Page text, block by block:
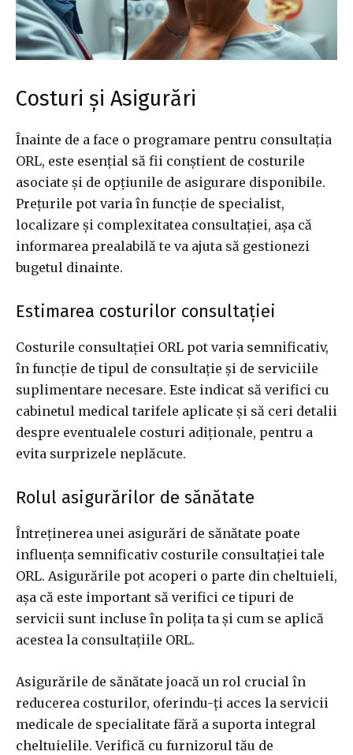
Costuri și Asigurări
Înainte de a face o programare pentru consultația
ORL, este esențial să fii conștient de costurile
asociate și de opțiunile de asigurare disponibile.
Prețurile pot varia în funcție de specialist,
localizare și complexitatea consultației, așa că
informarea prealabilă te va ajuta să gestionezi
bugetul dinainte.
Estimarea costurilor consultației
Costurile consultației ORL pot varia semnificativ,
în funcție de tipul de consultație și de serviciile
suplimentare necesare. Este indicat să verifici cu
cabinetul medical tarifele aplicate și să ceri detalii
despre eventualele costuri adiționale, pentru a
evita surprizele neplăcute.
Rolul asigurărilor de sănătate
Întreținerea unei asigurări de sănătate poate
influența semnificativ costurile consultației tale
ORL. Asigurările pot acoperi o parte din cheltuieli,
așa că este important să verifici ce tipuri de
servicii sunt incluse în polița ta și cum se aplică
acestea la consultațiile ORL.
Asigurările de sănătate joacă un rol crucial în
reducerea costurilor, oferindu-ți acces la servicii
medicale de specialitate fără a suporta integral
cheltuielile. Verifică cu furnizorul tău de